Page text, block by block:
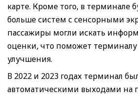
карте. Кроме того, в терминале
больше систем с сенсорными
пассажиры могли искать
оценки, что поможет терминалу
улучшения.
В 2022 и 2023 годах терминал
автоматическими выходами на